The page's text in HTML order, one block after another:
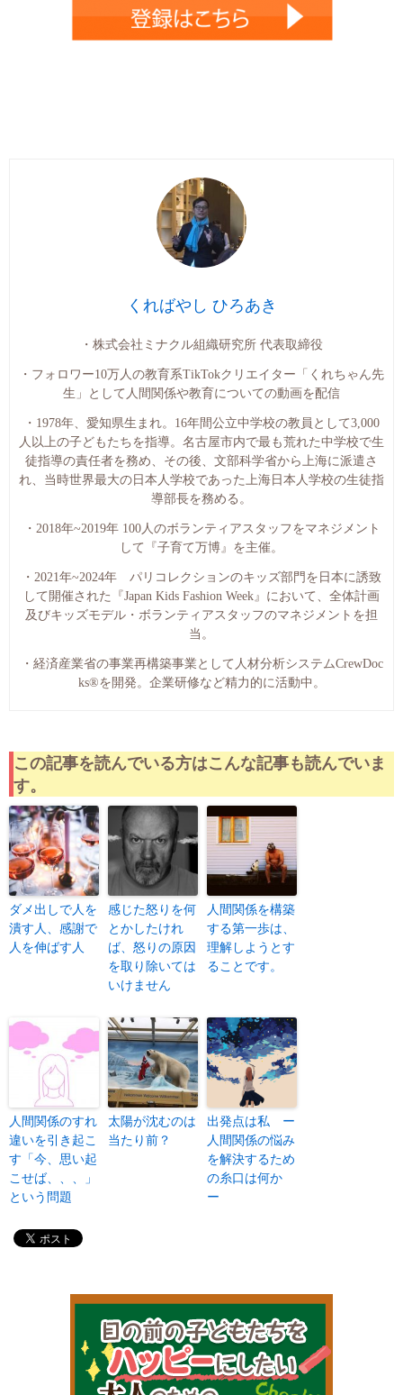
くればやし ひろあき
・株式会社ミナクル組織研究所 代表取締役
・フォロワー10万人の教育系TikTokクリエイター「くれちゃん先
生」として人間関係や教育についての動画を配信
・1978年、愛知県生まれ。16年間公立中学校の教員として3,000
人以上の子どもたちを指導。名古屋市内で最も荒れた中学校で生
徒指導の責任者を務め、その後、文部科学省から上海に派遣さ
れ、当時世界最大の日本人学校であった上海日本人学校の生徒指
導部長を務める。
・2018年~2019年 100人のボランティアスタッフをマネジメント
して『子育て万博』を主催。
・2021年~2024年 パリコレクションのキッズ部門を日本に誘致
して開催された『Japan Kids Fashion Week』において、全体計画
及びキッズモデル・ボランティアスタッフのマネジメントを担
当。
・経済産業省の事業再構築事業として人材分析システムCrewDoc
ks®︎を開発。企業研修など精力的に活動中。
この記事を読んでいる方はこんな記事も読んでいま
す。
ダメ出しで人を
潰す人、感謝で
人を伸ばす人
感じた怒りを何
とかしたけれ
ば、怒りの原因
を取り除いては
いけません
人間関係を構築
する第一歩は、
理解しようとす
ることです。
人間関係のすれ
違いを引き起こ
す「今、思い起
こせば、、、」
という問題
太陽が沈むのは
当たり前？
出発点は私 ー
人間関係の悩み
を解決するため
の糸口は何か
ー